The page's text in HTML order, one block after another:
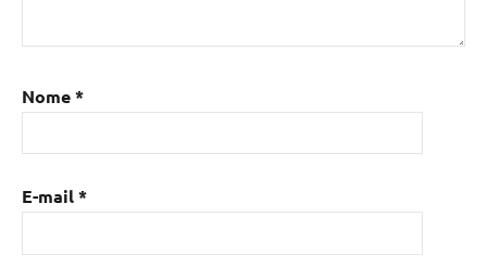
Nome*
E-mail*